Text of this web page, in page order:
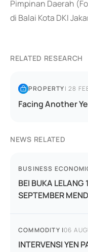
Pimpinan Daerah
di Balai Kota DKI
RELATED RESEARCH
PROPERTY|28
Facing Another
NEWS RELATED
BUSINESS
BEI BUKA
SEPTEMBER
COMMODITY |06
INTERVENSI YEN